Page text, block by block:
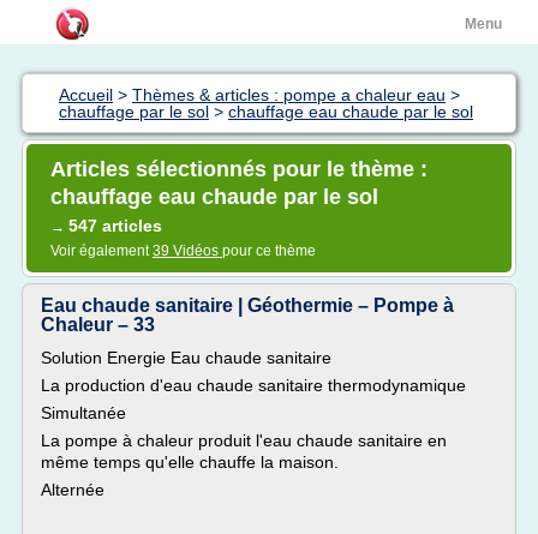
Menu
Accueil > Thèmes & articles : pompe a chaleur eau >
chauffage par le sol > chauffage eau chaude par le sol
Articles sélectionnés pour le thème :
chauffage eau chaude par le sol
→ 547 articles
Voir également39 Vidéos pour ce thème
Eau chaude sanitaire | Géothermie – Pompe à
Chaleur – 33
Solution Energie Eau chaude sanitaire
La production d'eau chaude sanitaire thermodynamique
Simultanée
La pompe à chaleur produit l'eau chaude sanitaire en
même temps qu'elle chauffe la maison.
Alternée